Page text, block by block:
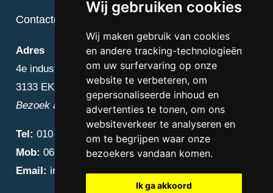
Wij gebruiken cookies
Wij maken gebruik van cookies
en andere tracking-technologieën
om uw surfervaring op onze
website te verbeteren, om
gepersonaliseerde inhoud en
advertenties te tonen, om ons
websiteverkeer te analyseren en
om te begrijpen waar onze
bezoekers vandaan komen.
Ik ga akkoord
Contactgegevens
Adres
4e industriestraat 25
3133 EK Vlaardingen
Bezoek alleen op afspraak
Tel: 010 – 223 3759
Mob: 06 – 4838 1000
Email: info@diamantnatuursteen.nl